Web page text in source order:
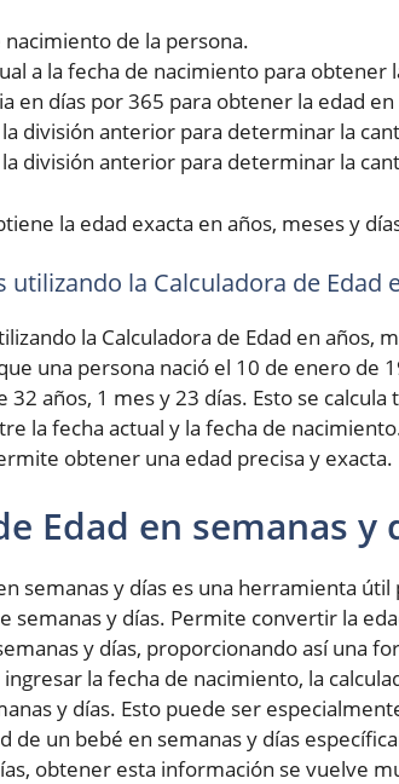
de la persona.
a la fecha de nacimiento para
en días por 365 para obtener la edad en
división anterior para determinar la
división anterior para determinar la
la edad exacta en años, meses y
utilizando la Calculadora de Edad
la Calculadora de Edad en años,
una persona nació el 10 de enero de
32 años, 1 mes y 23 días. Esto se
la fecha actual y la fecha de
obtener una edad precisa y exacta.
Edad en semanas y
semanas y días es una herramienta útil
semanas y días. Permite convertir la
y días, proporcionando así una
la fecha de nacimiento, la
y días. Esto puede ser
de un bebé en semanas y días
obtener esta información se vuelve